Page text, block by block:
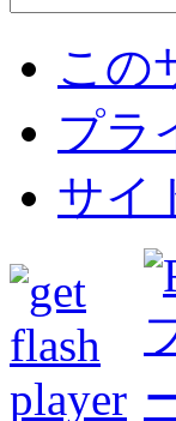
この
プラ
サイ